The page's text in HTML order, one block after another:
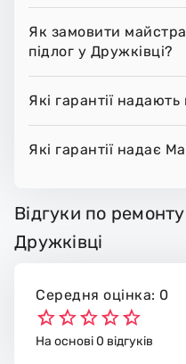
Як замовити
підлог у Дружківці?
Які гарантії
Які гарантії надає
Відгуки по
Дружківці
Середня оцінка: 0
На основі 0 відгуків